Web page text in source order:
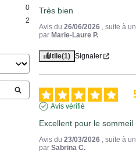
0
2
Très bien
Avis du26/06/2026 , suite à
par Marie-Laure P.
Utile(1) Signaler
Avis vérifié
Excellent pour le sommeil
Avis du23/03/2026 , suite à
parSabrina C.